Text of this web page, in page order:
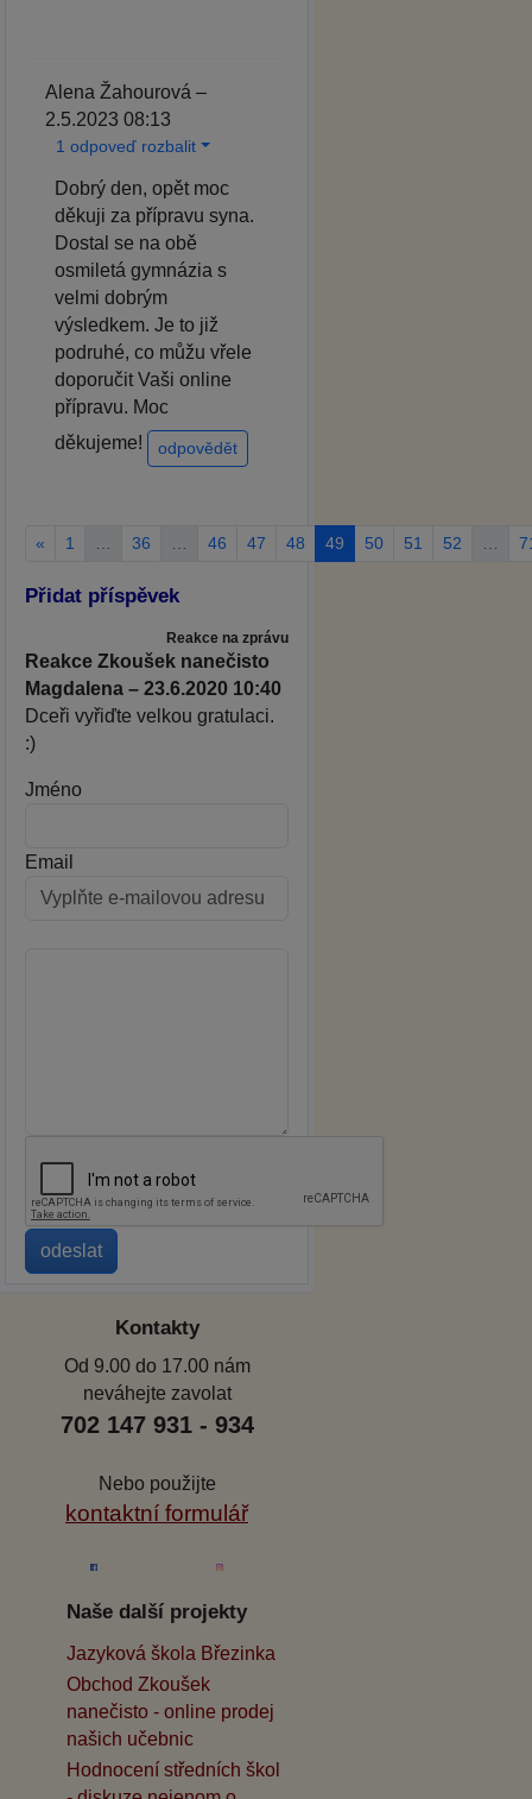
Alena Žahourová –
2.5.2023 08:13
1 odpoveď rozbalit
Dobrý den, opět moc
děkuji za přípravu syna.
Dostal se na obě
osmiletá gymnázia s
velmi dobrým
výsledkem. Je to již
podruhé, co můžu vřele
doporučit Vaši online
přípravu. Moc
děkujeme!
odpovědět
« 1 36 46 47 48 49 50 51 52
Přidat příspěvek
Reakce na zprávu
Reakce Zkoušek nanečisto
Magdalena – 23.6.2020 10:40
Dceři vyřiďte velkou gratulaci.
:)
Jméno
Email
Kontakty
Od 9.00 do 17.00 nám
neváhejte zavolat
702 147 931 - 934
Nebo použijte
kontaktní formulář
Naše další projekty
Jazyková škola Březinka
Obchod Zkoušek
nanečisto - online prodej
našich učebnic
Hodnocení středních škol